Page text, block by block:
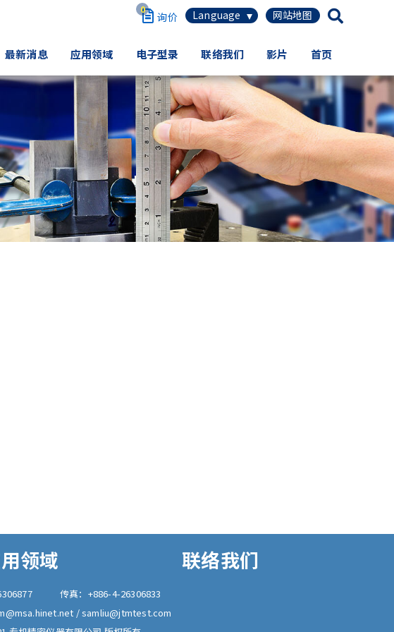
0
简体中文
English
日本语
Español
最新消息 应用领域 电子型录 联络我们 影片 首页
领域 联络我们
传真： +886-4-26306833
/samliu@jtmtest.com